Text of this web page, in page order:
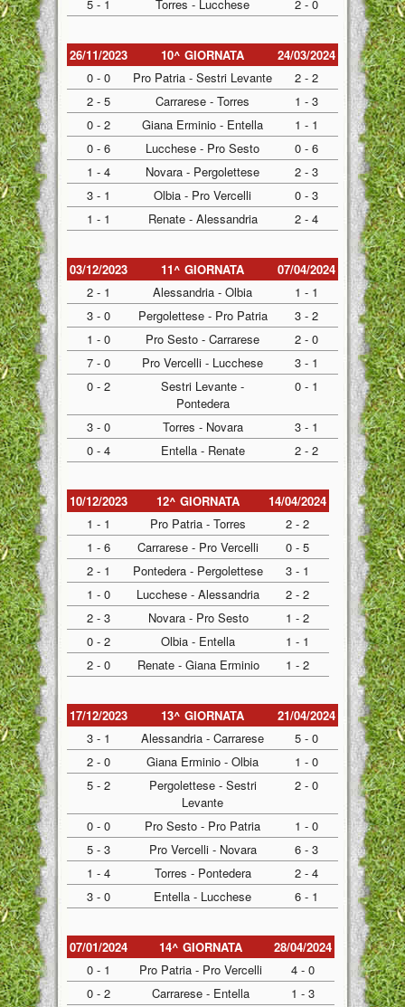
5 - 1 Torres - Lucchese 2 - 0
26/11/2023 10^ GIORNATA
24/03/2024
0 - 0
Pro Patria - Sestri Levante
2 - 2
2 - 5
Carrarese - Torres
1 - 3
0 - 2
Giana Erminio - Entella
1 - 1
0 - 6
Lucchese - Pro Sesto
0 - 6
1 - 4
Novara - Pergolettese
2 - 3
3 - 1
Olbia - Pro Vercelli
0 - 3
1 - 1
Renate - Alessandria 2 - 4
03/12/2023 11^ GIORNATA
07/04/2024
2 - 1
Alessandria - Olbia
1 - 1
3 - 0
Pergolettese - Pro Patria
3 - 2
1 - 0
Pro Sesto - Carrarese
2 - 0
7 - 0
Pro Vercelli - Lucchese
3 - 1
0 - 2
Sestri Levante -
Pontedera
0 - 1
3 - 0 Torres - Novara
3 - 1
0 - 4
Entella - Renate 2 - 2
10/12/2023 12^ GIORNATA
14/04/2024
1 - 1
Pro Patria - Torres
2 - 2
1 - 6
Carrarese - Pro Vercelli
0 - 5
2 - 1
Pontedera - Pergolettese
3 - 1
1 - 0
Lucchese - Alessandria
2 - 2
2 - 3
Novara - Pro Sesto
1 - 2
0 - 2
Olbia - Entella
1 - 1
2 - 0
Renate - Giana Erminio 1 - 2
17/12/2023 13^ GIORNATA
21/04/2024
3 - 1
Alessandria - Carrarese
5 - 0
2 - 0
Giana Erminio - Olbia
1 - 0
5 - 2
Pergolettese - Sestri
Levante
2 - 0
0 - 0 Pro Sesto - Pro Patria
1 - 0
5 - 3
Pro Vercelli - Novara
6 - 3
1 - 4
Torres - Pontedera
2 - 4
3 - 0
Entella - Lucchese 6 - 1
07/01/2024 14^ GIORNATA
28/04/2024
0 - 1
Pro Patria - Pro Vercelli
4 - 0
0 - 2
Carrarese - Entella
1 - 3